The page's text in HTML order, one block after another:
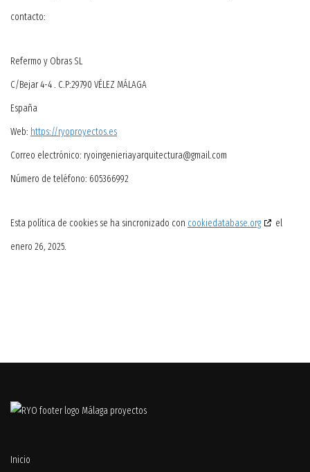
contacto:
Refermo y Obras SL
C/Bejar 4-4 . C.P:29790 VÉLEZ MÁLAGA
España
Web: https://ryoproyectos.es
Correo electrónico: ryoingenieriayarquitectura@gmail.com
Número de teléfono: 605366992
Esta política de cookies se ha sincronizado con cookiedatabase.org
el
enero 26, 2025.
Inicio